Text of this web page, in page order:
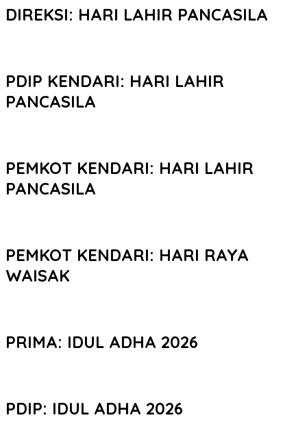
DIREKSI: HARI LAHIR PANCASILA
PDIP KENDARI: HARI LAHIR
PANCASILA
PEMKOT KENDARI: HARI LAHIR
PANCASILA
PEMKOT KENDARI: HARI RAYA
WAISAK
PRIMA: IDUL ADHA 2026
PDIP: IDUL ADHA 2026